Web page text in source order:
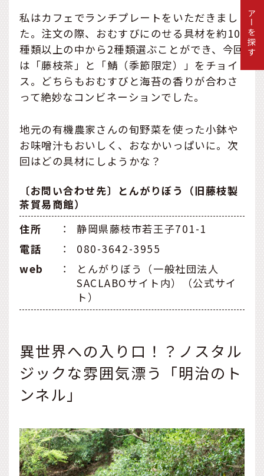
私はカフェでランチプレートをいただきまし
た。注文の際、おむすびにのせる具材を約10
種類以上の中から2種類選ぶことができ、今回
は「藤枝茶」と「鯖（季節限定）」をチョイ
ス。どちらもおむすびと海苔の香りが合わさ
って絶妙なコンビネーションでした。
地元の有機農家さんの旬野菜を使った小鉢や
お味噌汁もおいしく、おなかいっぱいに。次
回はどの具材にしようかな？
〔お問い合わせ先〕とんがりぼう（旧藤枝製
茶貿易商館）
住所
：
静岡県藤枝市若王子701-1
電話
：
080-3642-3955
web
：
とんがりぼう（一般社団法人
SACLABOサイト内）（公式サイ
ト）
異世界への入り口！？ノスタル
ジックな雰囲気漂う「明治のト
ンネル」
ツアーを探す